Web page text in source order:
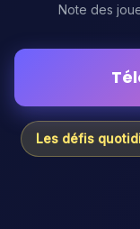
Note des
Les défis